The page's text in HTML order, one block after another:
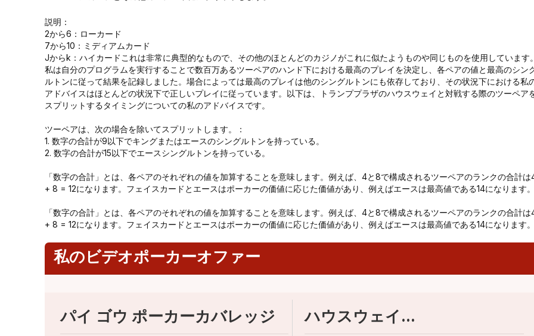
説明：
2から6：ローカード
7から10：ミディアムカード
Jからk：ハイカードこれは非常に典型的なもので、その他のほとんどのカジノがこれに似たようものや同じものを使用しています。
私は自分のプログラムを実行することで数百万あるツーペアのハンド下における最高のプレイを決定し、各ペアの値と最高のシン
ルトンに従って結果を記録しました。場合によっては最高のプレイは他のシングルトンにも依存しており、その状況下における私
アドバイスはほとんどの状況下で正しいプレイに従っています。以下は、トランププラザのハウスウェイと対戦する際のツーペア
スプリットするタイミングについての私のアドバイスです。
ツーペアは、次の場合を除いてスプリットします。：
1. 数字の合計が9以下でキングまたはエースのシングルトンを持っている。
2. 数字の合計が15以下でエースシングルトンを持っている。
「数字の合計」とは、各ペアのそれぞれの値を加算することを意味します。例えば、4と8で構成されるツーペアのランクの合計は
+ 8 = 12になります。フェイスカードとエースはポーカーの価値に応じた価値があり、例えばエースは最高値である14になります。
「数字の合計」とは、各ペアのそれぞれの値を加算することを意味します。例えば、4と8で構成されるツーペアのランクの合計は
+ 8 = 12になります。フェイスカードとエースはポーカーの価値に応じた価値があり、例えばエースは最高値である14になります。
私のビデオポーカーオファー
パイ ゴウ ポーカーカバレッジ ハウスウェイ...